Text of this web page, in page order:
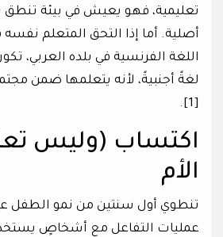
تعليمية، فهو يعيش في بيئة تنطق
أصلية. أما إذا التحق المتعلم
اللغة الفرنسية في بلده العربي،
لغةً أجنبيةً، لأنه يتعلمها ضمن
[1].
اكتساب (وليس
الأم
تنطوي أول سنتين من نمو الطفل
عمليات التفاعل مع أشخاصٍ